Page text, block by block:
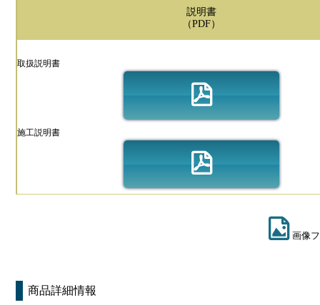
説明書
（PDF）
取扱説明書
施工説明書
画像
商品詳細情報